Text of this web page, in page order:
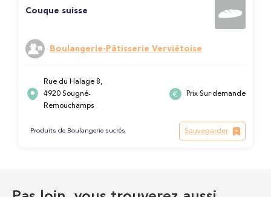
Couque suisse
Boulangerie-Pâtisserie Verviétoise
Rue du Halage 8,
4920 Sougné-
Remouchamps
Prix Sur demande
Produits de Boulangerie sucrés Sauvegarder